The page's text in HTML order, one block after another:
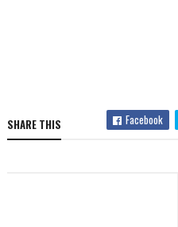
SHARE THIS Facebook